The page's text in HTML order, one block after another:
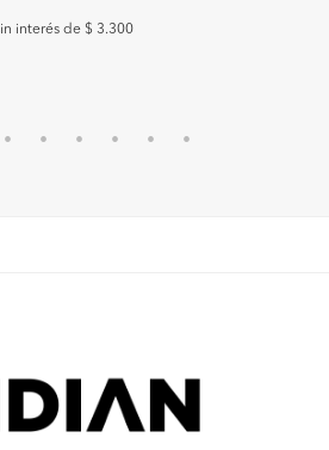
interés de $ 3.300